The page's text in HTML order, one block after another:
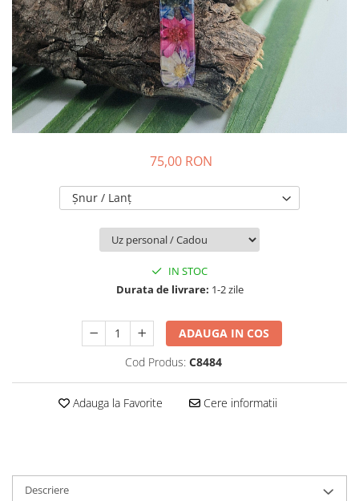
Colier / Pandantiv
Brățară
Bijuterii copii
Colier / Pandantiv
Colier de prietenie
Brățară
Bijuterii argint
Colier / Pandantiv
Colier / Pandantiv
Inel
Brățară de gleznă
Cercei
75,00 RON
Șnur / Lanț
IN STOC
Durata de livrare: 1-2 zile
ADAUGA IN COS
Cod Produs: C8484
Adauga la Favorite Cere informatii
Descriere